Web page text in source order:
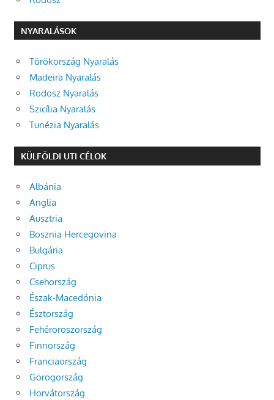
NYARALÁSOK
Törökország Nyaralás
Madeira Nyaralás
Rodosz Nyaralás
Szicília Nyaralás
Tunézia Nyaralás
KÜLFÖLDI UTI CÉLOK
Albánia
Anglia
Ausztria
Bosznia Hercegovina
Bulgária
Ciprus
Csehország
Észak-Macedónia
Észtország
Fehéroroszország
Finnország
Franciaország
Görögország
Horvátország